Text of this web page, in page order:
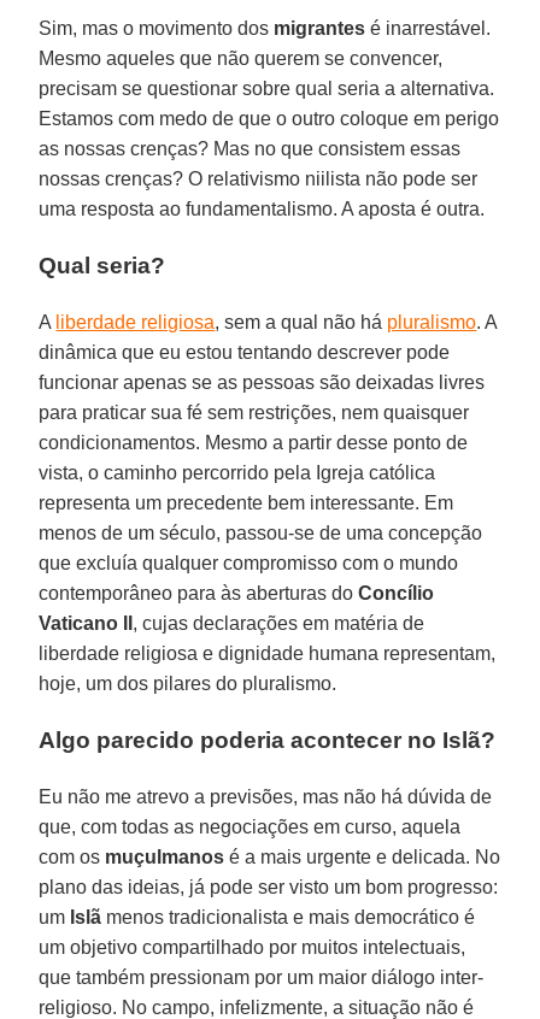
Sim, mas o movimento dos migrantes é inarrestável.
Mesmo aqueles que não querem se convencer,
precisam se questionar sobre qual seria a alternativa.
Estamos com medo de que o outro coloque em perigo
as nossas crenças? Mas no que consistem essas
nossas crenças? O relativismo niilista não pode ser
uma resposta ao fundamentalismo. A aposta é outra.
Qual seria?
A liberdade religiosa, sem a qual não há pluralismo. A
dinâmica que eu estou tentando descrever pode
funcionar apenas se as pessoas são deixadas livres
para praticar sua fé sem restrições, nem quaisquer
condicionamentos. Mesmo a partir desse ponto de
vista, o caminho percorrido pela Igreja católica
representa um precedente bem interessante. Em
menos de um século, passou-se de uma concepção
que excluía qualquer compromisso com o mundo
contemporâneo para às aberturas doConcílio
Vaticano II , cujas declarações em matéria de
liberdade religiosa e dignidade humana representam,
hoje, um dos pilares do pluralismo.
Algo parecido poderia acontecer no Islã?
Eu não me atrevo a previsões, mas não há dúvida de
que, com todas as negociações em curso, aquela
com os muçulmanos é a mais urgente e delicada. No
plano das ideias, já pode ser visto um bom progresso:
um Islã menos tradicionalista e mais democrático é
um objetivo compartilhado por muitos intelectuais,
que também pressionam por um maior diálogo inter-
religioso. No campo, infelizmente, a situação não é